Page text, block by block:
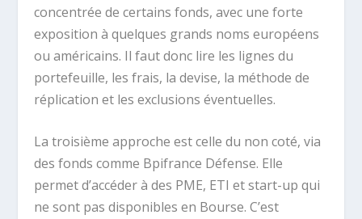
concentrée de certains fonds, avec une forte
exposition à quelques grands noms européens
ou américains. Il faut donc lire les lignes du
portefeuille, les frais, la devise, la méthode de
réplication et les exclusions éventuelles.
La troisième approche est celle du non coté, via
des fonds comme Bpifrance Défense. Elle
permet d’accéder à des PME, ETI et start-up qui
ne sont pas disponibles en Bourse. C’est